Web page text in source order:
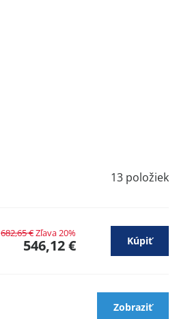
13 položiek
546,12 €
682,65 €Zľava 20%
Kúpiť
Zobraziť